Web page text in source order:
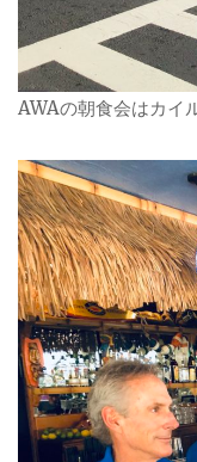
AWAの朝食会はカイ